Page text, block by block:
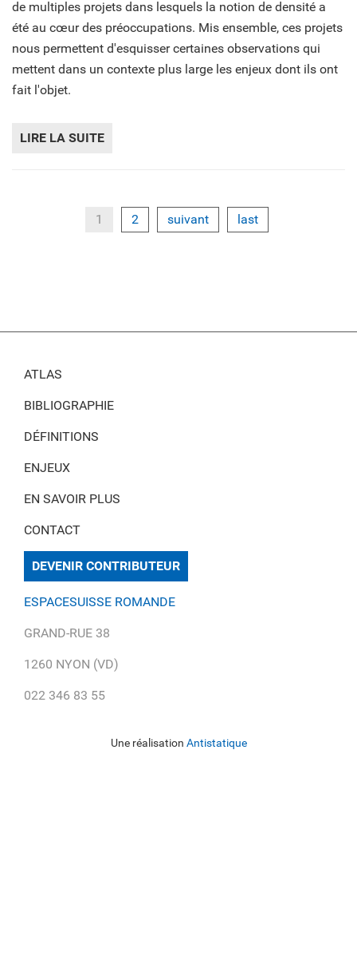
de multiples projets dans lesquels la notion de densité a
été au cœur des préoccupations. Mis ensemble, ces projets
nous permettent d'esquisser certaines observations qui
mettent dans un contexte plus large les enjeux dont ils ont
fait l'objet.
LIRE LA SUITE
1 2 suivant last
ATLAS
BIBLIOGRAPHIE
DÉFINITIONS
ENJEUX
EN SAVOIR PLUS
CONTACT
DEVENIR CONTRIBUTEUR
ESPACESUISSE ROMANDE
GRAND-RUE 38
1260 NYON (VD)
022 346 83 55
Une réalisation Antistatique